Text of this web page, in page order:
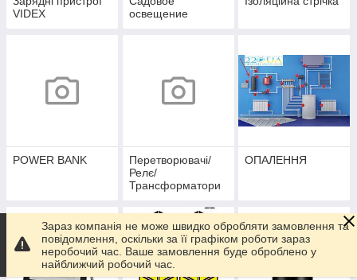
VIDEX
освещение
POWER BANK
Перетворювачі/
Релє/
Трансформатори
ОПАЛЕННЯ
Зараз компанія не може швидко обробляти замовлення та
повідомлення, оскільки за її графіком роботи зараз
неробочий час. Ваше замовлення буде оброблено у
найближчий робочий час.